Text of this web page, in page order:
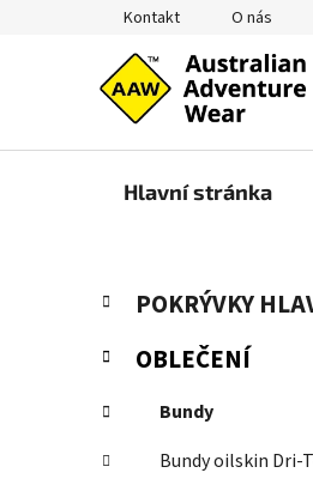
Kontakt O nás
Hlavní stránka
P
s
r
a
Přeskočit
kategorie
K
a
t
e
o
r
i
POKRÝVKY
OBLEČENÍ
Bundy
Bundy oilskin Dri-